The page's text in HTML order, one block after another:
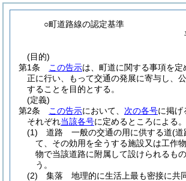
○町道路線の認定基準
(目的)
第1条
この告示は、町道に関する事項を定
正に行い、もって交通の発展に寄与し、
することを目的とする。
(定義)
第2条
この告示において、 次の各号に掲げ
それぞれ当該各号に定めるところによる。
(1)
道路 一般の交通の用に供する道(道
て、その効用を全うする施設又は工作
物で当該道路に附属して設けられるも
う。
(2)
集落 地理的に生活上最も密接に共